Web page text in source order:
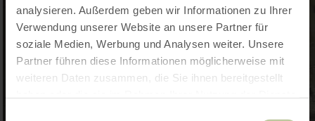
analysieren. Außerdem geben wir Informationen zu Ihrer
Verwendung unserer Website an unsere Partner für
soziale Medien, Werbung und Analysen weiter. Unsere
Partner führen diese Informationen möglicherweise mit
weiteren Daten zusammen, die Sie ihnen bereitgestellt